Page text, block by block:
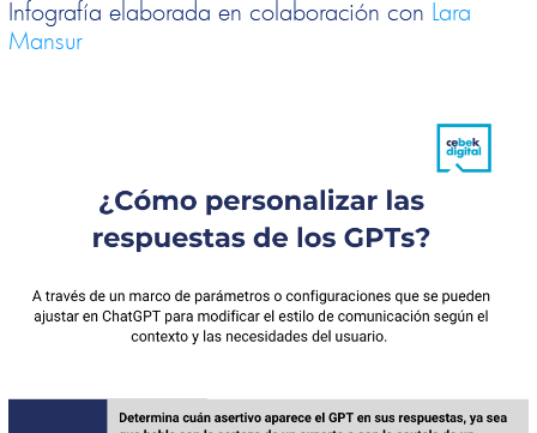
Infografía elaborada en colaboración con Lara
Mansur